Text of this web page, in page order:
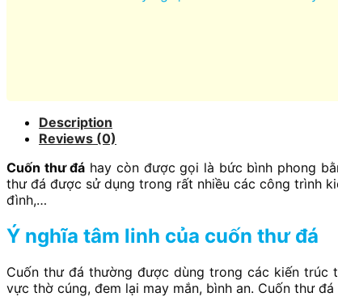
Description
Reviews (0)
Cuốn thư đá hay còn được gọi là bức bình phong
thư đá được sử dụng trong rất nhiều các công trình
đình,…
Ý nghĩa tâm linh của cuốn thư đá
Cuốn thư đá thường được dùng trong các kiến trúc
vực thờ cúng, đem lại may mắn, bình an. Cuốn thư